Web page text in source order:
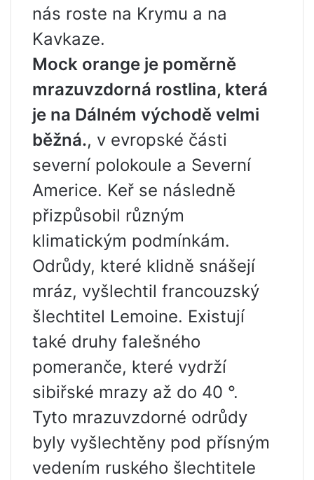
nás roste na Krymu a na
Kavkaze.
Mock orange je poměrně
mrazuvzdorná rostlina, která
je na Dálném východě velmi
běžná., v evropské části
severní polokoule a Severní
Americe. Keř se následně
přizpůsobil různým
klimatickým podmínkám.
Odrůdy, které klidně snášejí
mráz, vyšlechtil francouzský
šlechtitel Lemoine. Existují
také druhy falešného
pomeranče, které vydrží
sibiřské mrazy až do 40 °.
Tyto mrazuvzdorné odrůdy
byly vyšlechtěny pod přísným
vedením ruského šlechtitele